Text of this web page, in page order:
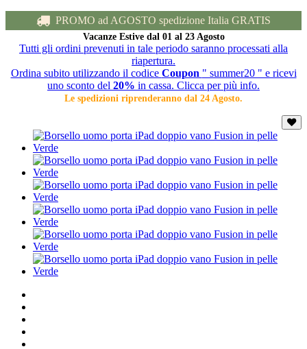
PROMO ad AGOSTO spedizione Italia GRATIS
Vacanze Estive dal 01 al 23 Agosto
Tutti gli ordini prevenuti in tale periodo saranno processati alla
riapertura.
Ordina subito utilizzando il codice Coupon " summer20 " e ricevi
uno sconto del 20% in cassa. Clicca per più info.
Le spedizioni riprenderanno dal 24 Agosto.